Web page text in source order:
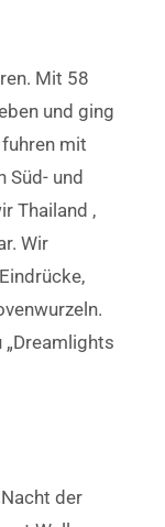
Mit 58
und ging
mit
Süd- und
Thailand ,
Wir
der